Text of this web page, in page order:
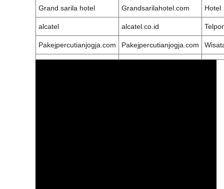
Grand sarila hotel Grandsarilahotel.com Hotel
alcatel alcatel.co.id
Pakejpercutianjogja.com Pakejpercutianjogja.com